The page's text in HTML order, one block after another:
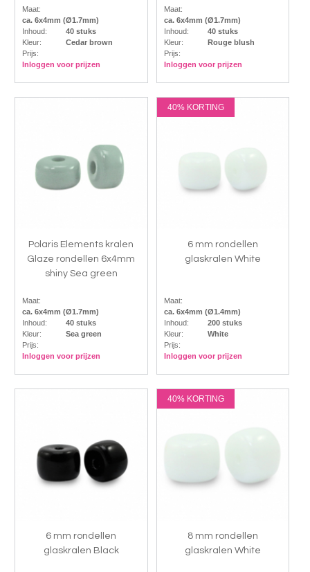
Maat:
ca. 6x4mm (Ø1.7mm)
Inhoud:
40 stuks
Kleur:
Cedar brown
Prijs:
Inloggen voor prijzen
Maat:
ca. 6x4mm (Ø1.7mm)
Inhoud:
40 stuks
Kleur:
Rouge blush
Prijs:
Inloggen voor prijzen
Polaris Elements kralen
Glaze rondellen 6x4mm
shiny Sea green
Maat:
ca. 6x4mm (Ø1.7mm)
Inhoud:
40 stuks
Kleur:
Sea green
Prijs:
Inloggen voor prijzen
40% KORTING
6 mm rondellen
glaskralen White
Maat:
ca. 6x4mm (Ø1.4mm)
Inhoud:
200 stuks
Kleur:
White
Prijs:
Inloggen voor prijzen
6 mm rondellen
glaskralen Black
40% KORTING
8 mm rondellen
glaskralen White